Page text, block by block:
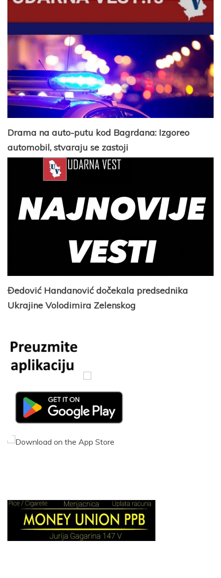
Drama na auto-putu kod Bagrdana: Izgoreo
automobil, stvaraju se zastoji
Đedović Handanović dočekala predsednika
Ukrajine Volodimira Zelenskog